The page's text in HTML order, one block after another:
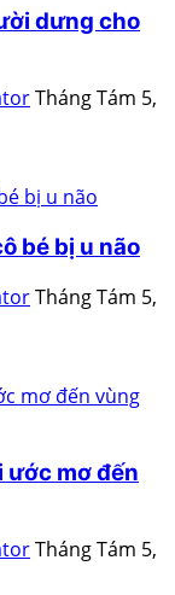
dưng cho
Tháng Tám 5,
bé bị u não
Tháng Tám 5,
ước mơ đến
Tháng Tám 5,